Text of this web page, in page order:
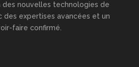
des nouvelles technologies de
des expertises avancées et un
faire confirmé.